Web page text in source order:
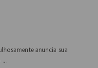
anuncia sua